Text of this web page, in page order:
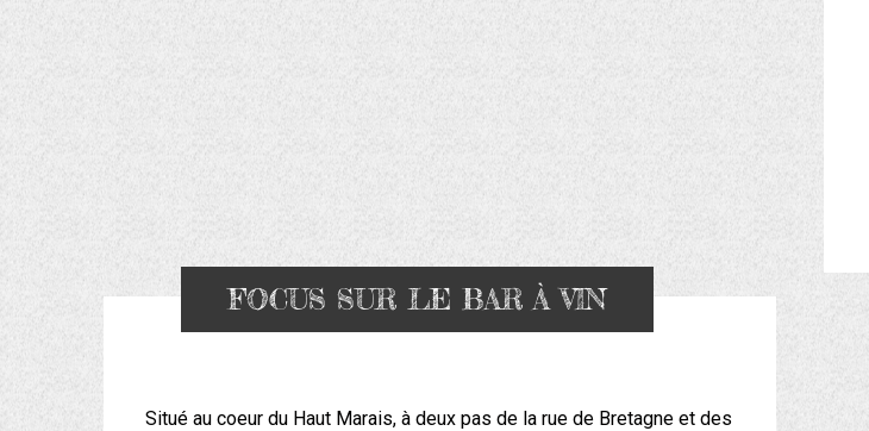
FOCUS SUR LE BAR À VIN
Situé au coeur du Haut Marais, à deux pas de la rue de Bretagne et des